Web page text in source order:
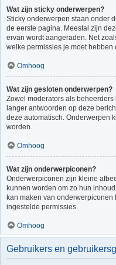
Wat zijn sticky onderwerpen?
Sticky onderwerpen staan onder
de eerste pagina. Meestal zijn
ervan wordt aangeraden. Net
welke permissies je moet
Omhoog
Wat zijn gesloten onderwerpen?
Zowel moderators als
langer antwoorden op deze
deze automatisch. Onderwerpen
worden.
Omhoog
Wat zijn onderwerpiconen?
Onderwerpiconen zijn kleine
kunnen worden om zo hun
kan maken van
ingestelde permissies.
Omhoog
Gebruikers en